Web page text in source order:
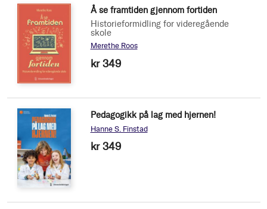
Å se framtiden gjennom fortiden
Historieformidling for videregående
skole
Merethe Roos
kr 349
Pedagogikk på lag med hjernen!
Hanne S. Finstad
kr 349